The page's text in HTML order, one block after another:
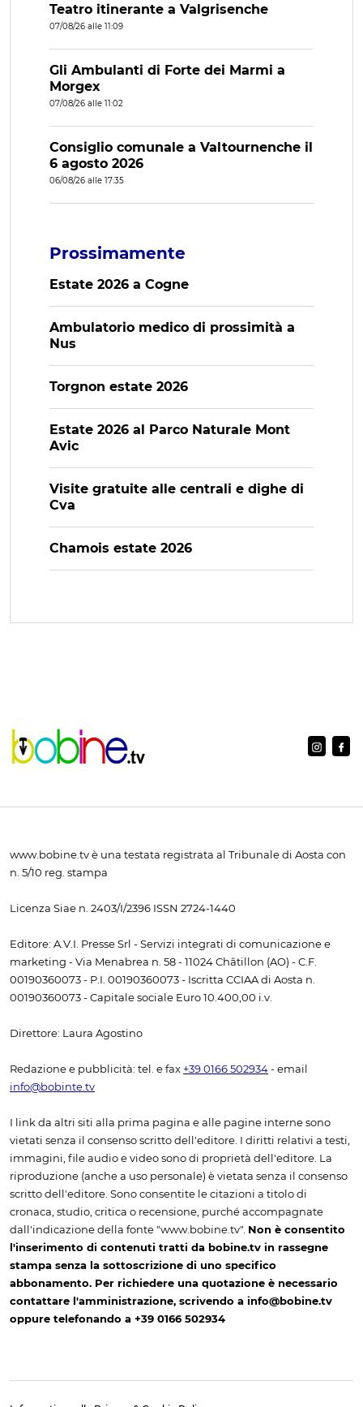
Teatro itinerante a Valgrisenche
07/08/26 alle 11:09
Gli Ambulanti di Forte dei Marmi a
Morgex
07/08/26 alle 11:02
Consiglio comunale a Valtournenche il
6 agosto 2026
06/08/26 alle 17:35
Prossimamente
Estate 2026 a Cogne
Ambulatorio medico di prossimità a
Nus
Torgnon estate 2026
Estate 2026 al Parco Naturale Mont
Avic
Visite gratuite alle centrali e dighe di
Cva
Chamois estate 2026
www.bobine.tv è una testata registrata al Tribunale di Aosta con
n. 5/10 reg. stampa
Licenza Siae n. 2403/I/2396 ISSN 2724-1440
Editore: A.V.I. Presse Srl - Servizi integrati di comunicazione e
marketing - Via Menabrea n. 58 - 11024 Châtillon (AO) - C.F.
00190360073 - P.I. 00190360073 - Iscritta CCIAA di Aosta n.
00190360073 - Capitale sociale Euro 10.400,00 i.v.
Direttore: Laura Agostino
Redazione e pubblicità: tel. e fax +39 0166 502934 - email
info@bobinte.tv
I link da altri siti alla prima pagina e alle pagine interne sono
vietati senza il consenso scritto dell'editore. I diritti relativi a testi,
immagini, file audio e video sono di proprietà dell'editore. La
riproduzione (anche a uso personale) è vietata senza il consenso
scritto dell'editore. Sono consentite le citazioni a titolo di
cronaca, studio, critica o recensione, purché accompagnate
dall'indicazione della fonte "www.bobine.tv". Non è consentito
l'inserimento di contenuti tratti da bobine.tv in rassegne
stampa senza la sottoscrizione di uno specifico
abbonamento. Per richiedere una quotazione è necessario
contattare l'amministrazione, scrivendo a info@bobine.tv
oppure telefonando a +39 0166 502934